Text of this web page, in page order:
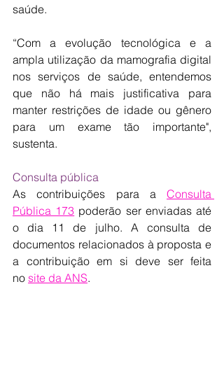
saúde.
“Com a evolução tecnológica e a
ampla utilização da mamografia digital
nos serviços de saúde, entendemos
que não há mais justificativa para
manter restrições de idade ou gênero
para um exame tão importante",
sustenta.
Consulta pública
As contribuições para a Consulta
Pública 173 poderão ser enviadas até
o dia 11 de julho. A consulta de
documentos relacionados à proposta e
a contribuição em si deve ser feita
no site da ANS.